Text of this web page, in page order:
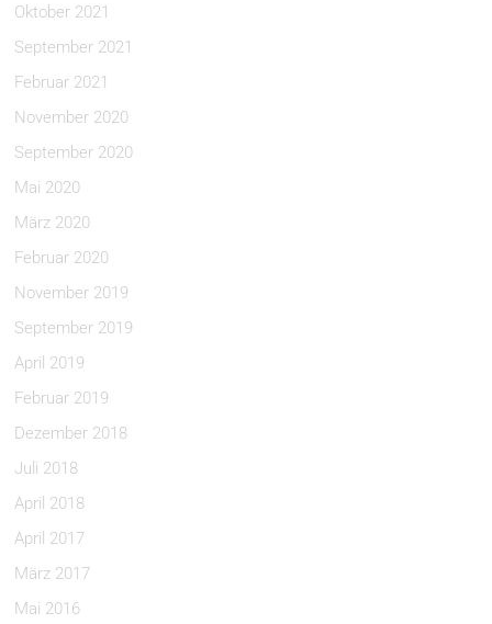
Oktober 2021
September 2021
Februar 2021
November 2020
September 2020
Mai 2020
März 2020
Februar 2020
November 2019
September 2019
April 2019
Februar 2019
Dezember 2018
Juli 2018
April 2018
April 2017
März 2017
Mai 2016